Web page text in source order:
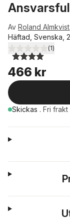
Av Roland Almkvist
Häftad, Svenska,
4,0utav 5 stjärnor.
(1)
466 kr
Skickas . Fri